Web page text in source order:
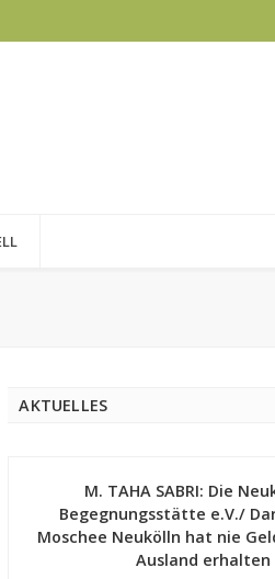
AKTUELLES
M. TAHA SABRI: Die
Begegnungsstätte e.V./
Moschee Neukölln hat nie
Ausland erhalten